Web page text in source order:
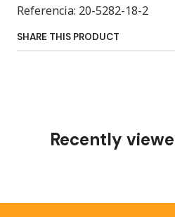
Referencia: 20-5282-18-2
SHARE THIS PRODUCT
Recently